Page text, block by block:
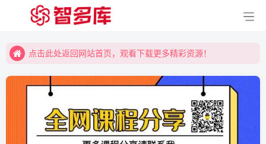
点击此处返回网站首页，观看下载更多精彩资源！
点击此处返回网站首页，观看下载更多精彩资源！